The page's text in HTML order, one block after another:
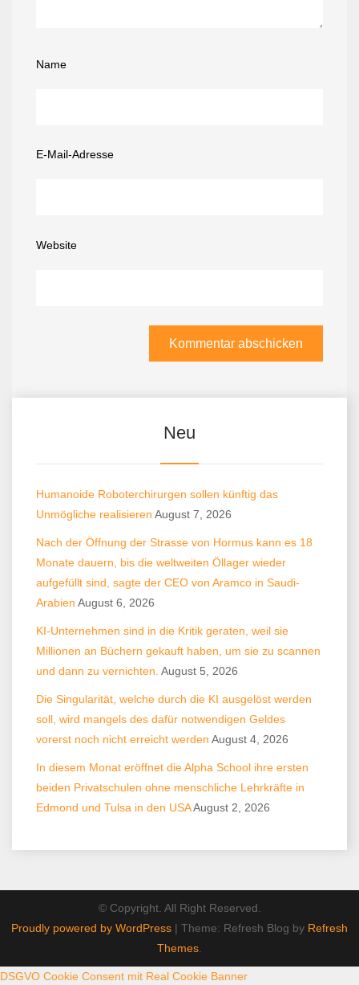
Name
E-Mail-Adresse
Website
Neu
Humanoide Roboterchirurgen sollen künftig das
Unmögliche realisieren August 7, 2026
Nach der Öffnung der Strasse von Hormus kann es 18
Monate dauern, bis die weltweiten Öllager wieder
aufgefüllt sind, sagte der CEO von Aramco in Saudi-
Arabien August 6, 2026
KI-Unternehmen sind in die Kritik geraten, weil sie
Millionen an Büchern gekauft haben, um sie zu scannen
und dann zu vernichten. August 5, 2026
Die Singularität, welche durch die KI ausgelöst werden
soll, wird mangels des dafür notwendigen Geldes
vorerst noch nicht erreicht werden August 4, 2026
In diesem Monat eröffnet die Alpha School ihre ersten
beiden Privatschulen ohne menschliche Lehrkräfte in
Edmond und Tulsa in den USAAugust 2, 2026
© Copyright. All Right Reserved.
Proudly powered by WordPress | Theme: Refresh Blog by Refresh
Themes
DSGVO Cookie Consent mit Real Cookie Banner